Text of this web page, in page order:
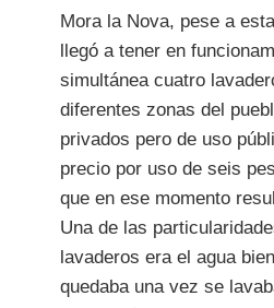
Mora la Nova, pese a
llegó a tener en
simultánea cuatro
diferentes zonas del
privados pero de uso
precio por uso de seis
que en ese momento
Una de las
lavaderos era el agua
quedaba una vez se